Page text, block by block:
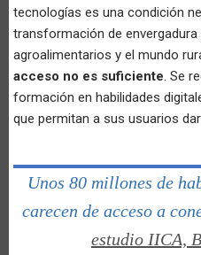
tecnologías es una condición
transformación de
agroalimentarios y el mundo
acceso no es suficiente. Se
formación en habilidades
que permitan a sus usuarios
Unos 80 millones de
carecen de acceso a
estudio IICA,